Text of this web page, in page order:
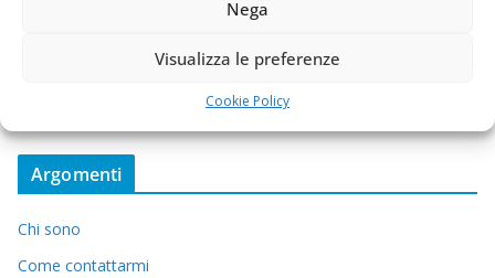
Nega
Visualizza le preferenze
Cookie Policy
Argomenti
Chi sono
Come contattarmi